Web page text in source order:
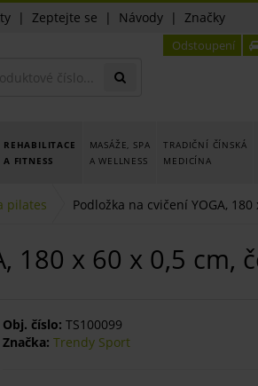
| Zeptejte se | Návody | Značky
Odstoupení
REHABILITACE
A FITNESS
MASÁŽE, SPA
A WELLNESS
TRADIČNÍ ČÍNSKÁ
MEDICÍNA
pilates Podložka na cvičení YOGA,
180 x 60 x 0,5 cm,
Obj. číslo: TS100099
Značka: Trendy Sport